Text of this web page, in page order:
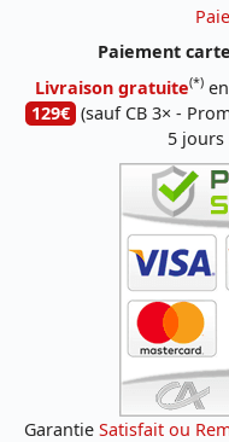
Paiement
Livraison gratuite(*)
129€ (sauf CB 3× -
5
Garantie Satisfait ou